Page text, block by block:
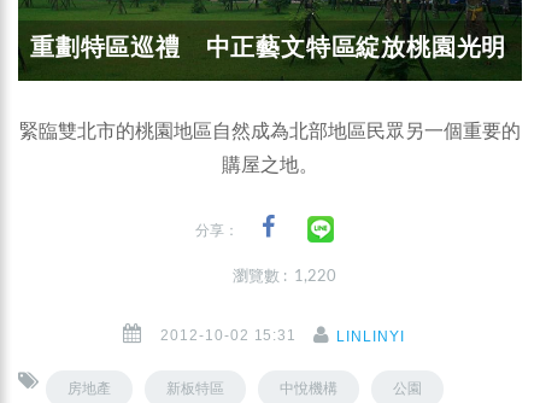
重劃特區巡禮 中正藝文特區綻放桃園光明
緊臨雙北市的桃園地區自然成為北部地區民眾另一個重要的
購屋之地。
分享：
瀏覽數 : 1,220
2012-10-02 15:31 LINLINYI
房地產 新板特區 中悅機構 公園